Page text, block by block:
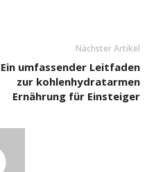
Nächster Artikel
Ein umfassender Leitfaden
zur kohlenhydratarmen
Ernährung für Einsteiger